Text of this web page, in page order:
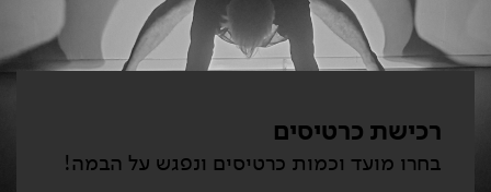
רכישת כרטיסים
בחרו מועד וכמות כרטיסים ונפגש על הבמה!